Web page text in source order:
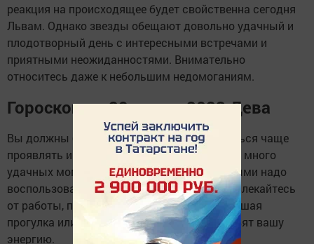
реакция на происходящее будет свойственна сегодня
Львам. Однако звезды обещают довольно удачный и
плодотворный день с интересными встречами и
приятными неожиданностями. Внимательно
относитесь даже к небольшим недомоганиям.
Гороскоп на 29 марта 2023 Дева
Вы должны быть активны в делах и стараться чаще
проявлять инициативу. Сегодня у Дев будет много
удачных моментов и возможностей, которыми надо
воспользоваться. Не перенапрягайтесь, отвлекайтесь
от работы, переключайте внимание. Небольшая
прогулка или приятный разговор восстановят вашу
энергию.